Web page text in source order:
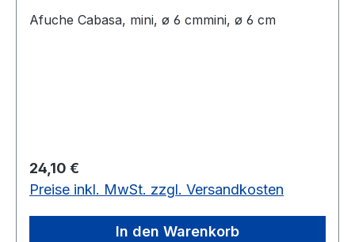
Afuche Cabasa, mini, ø 6 cmmini, ø 6 cm
Regulärer Preis:
24,10 €
Preise inkl. MwSt. zzgl. Versandkosten
In den Warenkorb